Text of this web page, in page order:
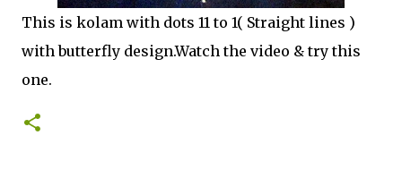
This is kolam with dots 11 to 1( Straight lines )
with butterfly design.Watch the video & try this
one.